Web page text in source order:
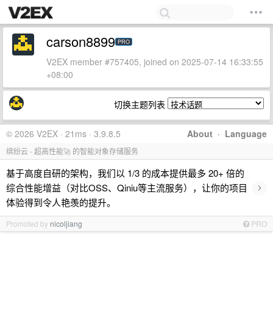
carson8899 PRO
V2EX member #757405, joined on 2025-07-14 16:33:55
+08:00
切换主题列表
About · Language
© 2026 V2EX · 21ms · 3.9.8.5
缤纷云 - 超高性能🚀 的智能对象存储服务
基于高度自研的架构，我们以 1/3 的成本提供最多 20+ 倍的
综合性能增益（对比OSS、Qiniu等主流服务），让你的项目
体验得到令人艳羡的提升。
›
Promoted by nicoljiang PRO